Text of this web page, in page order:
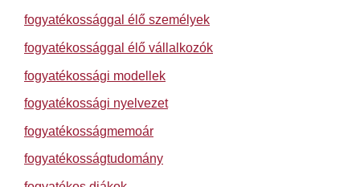
fogyatékossággal élő személyek
fogyatékossággal élő vállalkozók
fogyatékossági modellek
fogyatékossági nyelvezet
fogyatékosságmemoár
fogyatékosságtudomány